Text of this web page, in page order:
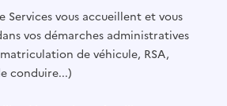
Services vous accueillent et vous
vos démarches administratives
de véhicule, RSA,
conduire...)